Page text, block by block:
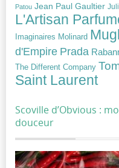
Patou Jean Paul Gaultier
L'Artisan
Imaginaires Molinard
d'Empire Prada
The Different Company
Saint Laurent
Scoville d’Obvious :
douceur